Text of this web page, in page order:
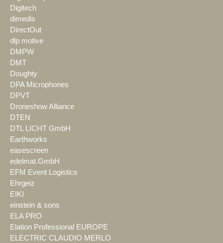
Digitech
dimedis
DirectOut
dlp motive
DMPW
DMT
Doughty
DPA Microphones
DPVT
Droneshow Alliance
DTEN
DTL LICHT GmbH
Earthworks
easescreen
edelmat.GmbH
EFM Event Logistics
Ehrgeiz
EIKI
einstein & sons
ELA PRO
Elation Professional EUROPE
ELECTRIC CLAUDIO MERLO